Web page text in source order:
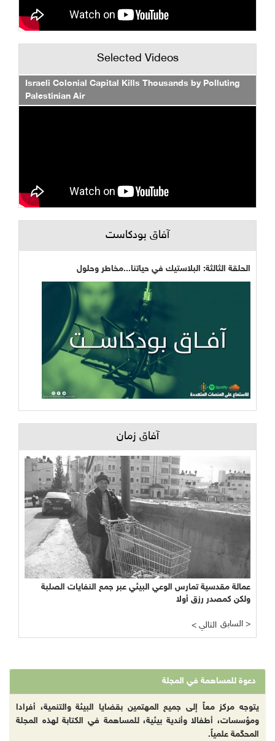
Selected Videos
Israeli Colonial Capital Kills Thousands by Polluting
Palestinian Air
آفاق بودكاست
الحلقة الثالثة: البلاستيك في حياتنا...مخاطر وحلول
آفاق زمان
عمالة مقدسية تمارس الوعي البيئي عبر جمع النفايات الصلبة
ولكن كمصدر رزق أولا
< التالي السابق >
دعوة للمساهمة في المجلة
يتوجه مركز معاً إلى جميع المهتمين بقضايا البيئة والتنمية، أفرادا
ومؤسسات، أطفالا وأندية بيئية، للمساهمة في الكتابة لهذه المجلة
المحكّمة علمياً.